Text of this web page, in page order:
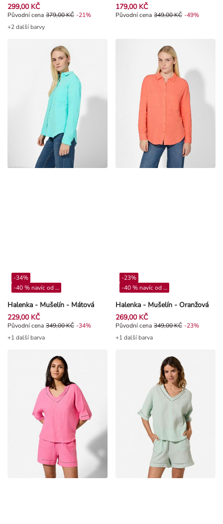
299,00 KČ
Původní cena 379,00 Kč, Sleva -21%
Původní cena 379,00 KČ -21%
+2 další barvy
179,00 KČ
Původní cena 349,00 Kč, Sleva -
Původní cena 349,00 KČ -49%
Halenka - Mušelín - Mátová
-34%
-40 % navíc od 4**
229,00 KČ
Původní cena 349,00 Kč, Sleva -34%
Původní cena 349,00 KČ -34%
+1 další barva
Halenka - Mušelín - Oranžová
-23%
-40 % navíc od 4**
269,00 KČ
Původní cena 349,00 Kč, Sleva -
Původní cena 349,00 KČ -23%
+1 další barva